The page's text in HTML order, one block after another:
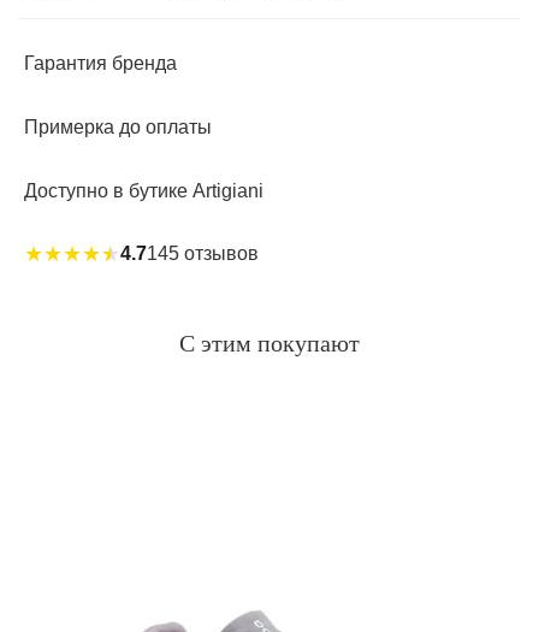
Гарантия бренда
Примерка до оплаты
Доступно в бутике Artigiani
★★★★★4.7145 отзывов
С этим покупают